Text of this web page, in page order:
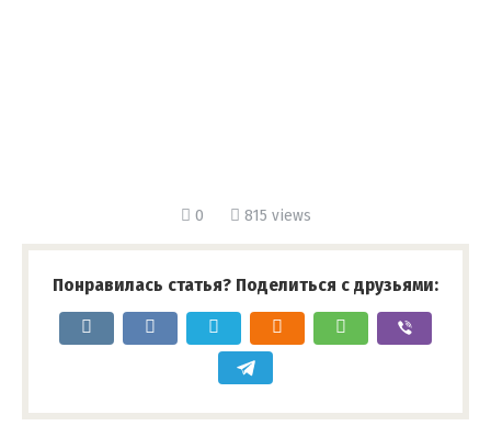
0 815 views
Понравилась статья? Поделиться с друзьями: